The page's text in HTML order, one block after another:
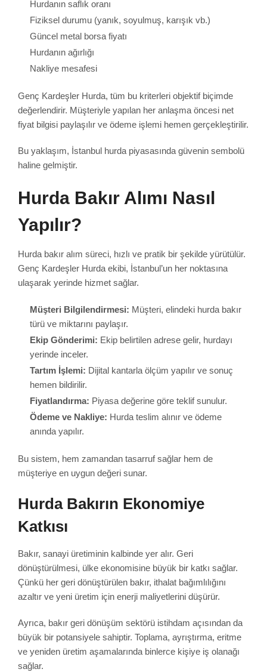
Hurdanın saflık oranı
Fiziksel durumu (yanık, soyulmuş, karışık vb.)
Güncel metal borsa fiyatı
Hurdanın ağırlığı
Nakliye mesafesi
Genç Kardeşler Hurda, tüm bu kriterleri objektif biçimde
değerlendirir. Müşteriyle yapılan her anlaşma öncesi net
fiyat bilgisi paylaşılır ve ödeme işlemi hemen gerçekleştirilir.
Bu yaklaşım, İstanbul hurda piyasasında güvenin sembolü
haline gelmiştir.
Hurda Bakır Alımı Nasıl
Yapılır?
Hurda bakır alım süreci, hızlı ve pratik bir şekilde yürütülür.
Genç Kardeşler Hurda ekibi, İstanbul’un her noktasına
ulaşarak yerinde hizmet sağlar.
Müşteri Bilgilendirmesi: Müşteri, elindeki hurda bakır
türü ve miktarını paylaşır.
Ekip Gönderimi: Ekip belirtilen adrese gelir, hurdayı
yerinde inceler.
Tartım İşlemi: Dijital kantarla ölçüm yapılır ve sonuç
hemen bildirilir.
Fiyatlandırma: Piyasa değerine göre teklif sunulur.
Ödeme ve Nakliye: Hurda teslim alınır ve ödeme
anında yapılır.
Bu sistem, hem zamandan tasarruf sağlar hem de
müşteriye en uygun değeri sunar.
Hurda Bakırın Ekonomiye
Katkısı
Bakır, sanayi üretiminin kalbinde yer alır. Geri
dönüştürülmesi, ülke ekonomisine büyük bir katkı sağlar.
Çünkü her geri dönüştürülen bakır, ithalat bağımlılığını
azaltır ve yeni üretim için enerji maliyetlerini düşürür.
Ayrıca, bakır geri dönüşüm sektörü istihdam açısından da
büyük bir potansiyele sahiptir. Toplama, ayrıştırma, eritme
ve yeniden üretim aşamalarında binlerce kişiye iş olanağı
sağlar.